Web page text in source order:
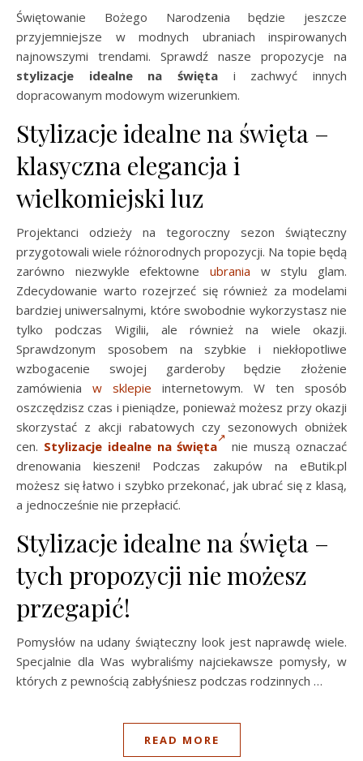
Świętowanie Bożego Narodzenia będzie jeszcze
przyjemniejsze w modnych ubraniach inspirowanych
najnowszymi trendami. Sprawdź nasze propozycje na
stylizacje idealne na święta i zachwyć innych
dopracowanym modowym wizerunkiem.
Stylizacje idealne na święta –
klasyczna elegancja i
wielkomiejski luz
Projektanci odzieży na tegoroczny sezon świąteczny
przygotowali wiele różnorodnych propozycji. Na topie będą
zarówno niezwykle efektowne ubrania w stylu glam.
Zdecydowanie warto rozejrzeć się również za modelami
bardziej uniwersalnymi, które swobodnie wykorzystasz nie
tylko podczas Wigilii, ale również na wiele okazji.
Sprawdzonym sposobem na szybkie i niekłopotliwe
wzbogacenie swojej garderoby będzie złożenie
zamówienia w sklepie internetowym. W ten sposób
oszczędzisz czas i pieniądze, ponieważ możesz przy okazji
skorzystać z akcji rabatowych czy sezonowych obniżek
cen. Stylizacje idealne na święta
nie muszą oznaczać
drenowania kieszeni! Podczas zakupów na eButik.pl
możesz się łatwo i szybko przekonać, jak ubrać się z klasą,
a jednocześnie nie przepłacić.
Stylizacje idealne na święta –
tych propozycji nie możesz
przegapić!
Pomysłów na udany świąteczny look jest naprawdę wiele.
Specjalnie dla Was wybraliśmy najciekawsze pomysły, w
których z pewnością zabłyśniesz podczas rodzinnych …
READ MORE